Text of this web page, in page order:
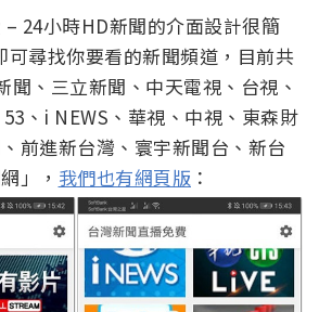
24小時HD新聞的介面設計很簡
可尋找你要看的新聞頻道，目前共
聞、三立新聞、中天電視、台視、
、i NEWS、華視、中視、東森財
前進新台灣、寰宇新聞台、新台
」， 我們也有網頁版 ：